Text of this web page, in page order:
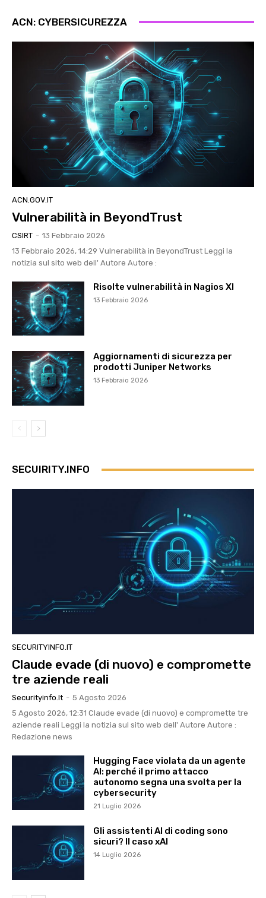
ACN: CYBERSICUREZZA
ACN.GOV.IT
Vulnerabilità in BeyondTrust
CSIRT - 13 Febbraio 2026
13 Febbraio 2026, 14:29 Vulnerabilità in BeyondTrust Leggi la
notizia sul sito web dell' Autore Autore :
Risolte vulnerabilità in Nagios XI
13 Febbraio 2026
Aggiornamenti di sicurezza per
prodotti Juniper Networks
13 Febbraio 2026
SECUIRITY.INFO
SECURITYINFO.IT
Claude evade (di nuovo) e compromette
tre aziende reali
Securityinfo.it - 5 Agosto 2026
5 Agosto 2026, 12:31 Claude evade (di nuovo) e compromette tre
aziende reali Leggi la notizia sul sito web dell' Autore Autore :
Redazione news
Hugging Face violata da un agente
AI: perché il primo attacco
autonomo segna una svolta per la
cybersecurity
21 Luglio 2026
Gli assistenti AI di coding sono
sicuri? Il caso xAI
14 Luglio 2026